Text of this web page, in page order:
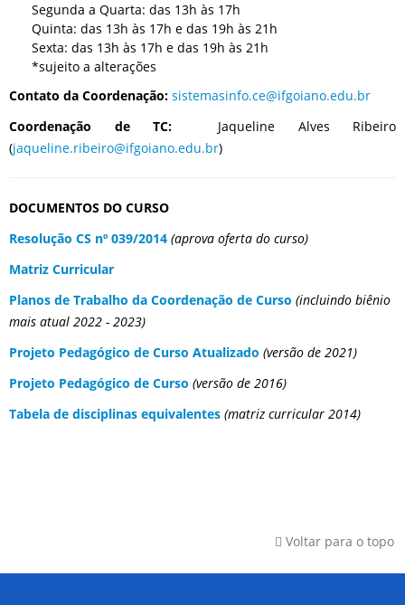
Segunda a Quarta: das 13h às 17h
Quinta: das 13h às 17h e das 19h às 21h
Sexta: das 13h às 17h e das 19h às 21h
*sujeito a alterações
Contato da Coordenação: sistemasinfo.ce@ifgoiano.edu.br
Coordenação de TC:
Jaqueline Alves Ribeiro
(jaqueline.ribeiro@ifgoiano.edu.br)
DOCUMENTOS DO CURSO
Resolução CS nº 039/2014 (aprova oferta do curso)
Matriz Curricular
Planos de Trabalho da Coordenação de Curso (incluindo biênio
mais atual 2022 - 2023)
Projeto Pedagógico de Curso Atualizado (versão de 2021)
Projeto Pedagógico de Curso (versão de 2016)
Tabela de disciplinas equivalentes (matriz curricular 2014)
Voltar para o topo